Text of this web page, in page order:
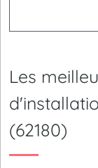
Les
(62180)